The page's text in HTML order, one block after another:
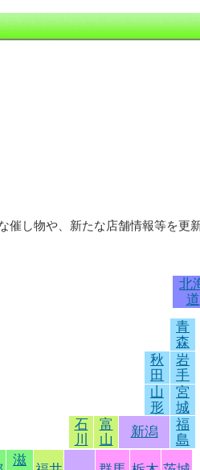
催し物や、新たな店舗情報等を更
北
道
青
森
秋
田
岩
手
山
形
宮
城
石
川
富
山
新潟
福
島
滋